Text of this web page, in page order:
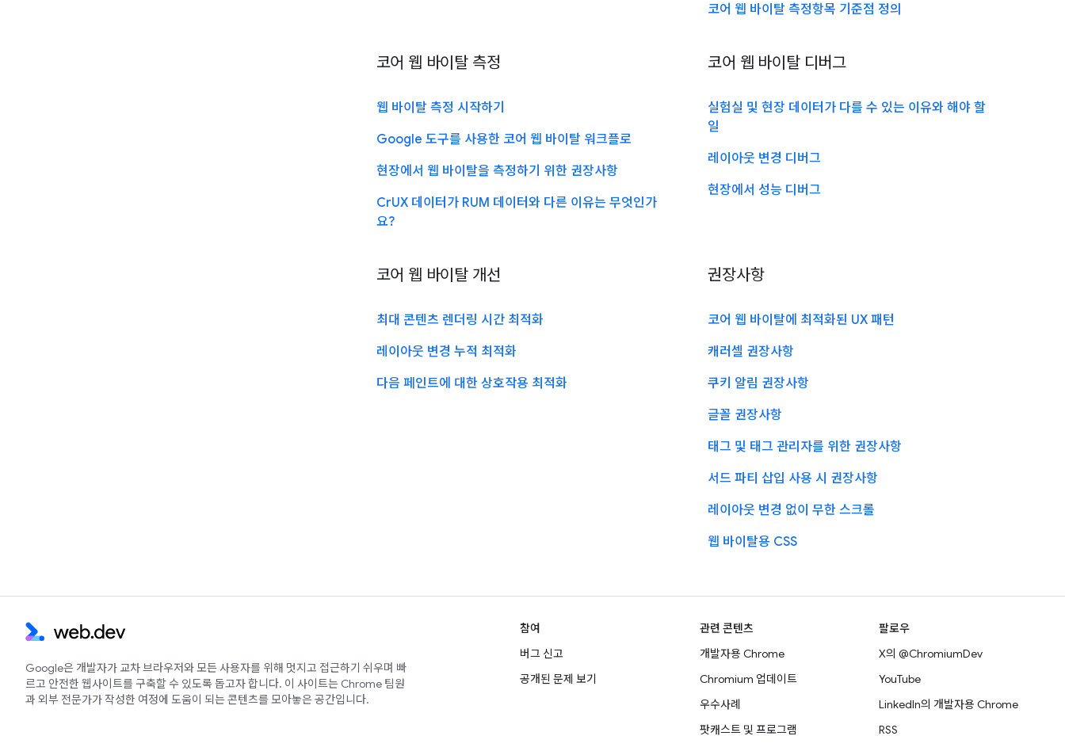
코어 웹 바이탈 측정항목 기준점 정의
코어 웹 바이탈 측정
웹 바이탈 측정 시작하기
Google 도구를 사용한 코어 웹 바이탈 워크플로
현장에서 웹 바이탈을 측정하기 위한 권장사항
CrUX 데이터가 RUM 데이터와 다른 이유는 무엇인가
요?
코어 웹 바이탈 디버그
실험실 및 현장 데이터가 다를 수 있는 이유와 해야 할
일
레이아웃 변경 디버그
현장에서 성능 디버그
코어 웹 바이탈 개선
최대 콘텐츠 렌더링 시간 최적화
레이아웃 변경 누적 최적화
다음 페인트에 대한 상호작용 최적화
권장사항
코어 웹 바이탈에 최적화된 UX 패턴
캐러셀 권장사항
쿠키 알림 권장사항
글꼴 권장사항
태그 및 태그 관리자를 위한 권장사항
서드 파티 삽입 사용 시 권장사항
레이아웃 변경 없이 무한 스크롤
웹 바이탈용 CSS
Google은 개발자가 교차 브라우저와 모든 사용자를 위해 멋지고 접근하기 쉬우며 빠
르고 안전한 웹사이트를 구축할 수 있도록 돕고자 합니다. 이 사이트는 Chrome 팀원
과 외부 전문가가 작성한 여정에 도움이 되는 콘텐츠를 모아놓은 공간입니다.
참여
버그 신고
공개된 문제 보기
관련 콘텐츠
개발자용 Chrome
Chromium 업데이트
우수사례
팟캐스트 및 프로그램
팔로우
X의 @ChromiumDev
YouTube
LinkedIn의 개발자용 Chrome
RSS